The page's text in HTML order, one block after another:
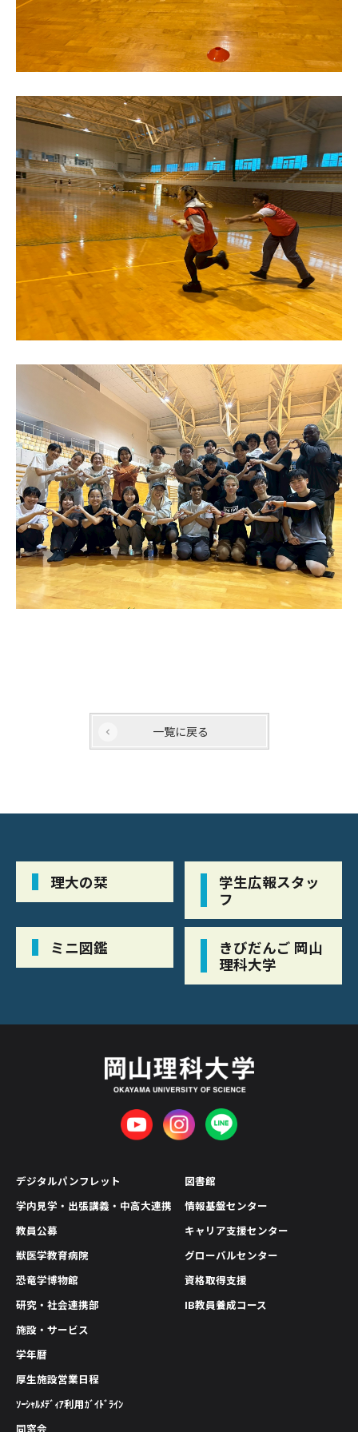
一覧に戻る
理大の栞
学生広報スタッ
フ
ミニ図鑑
きびだんご 岡山
理科大学
デジタルパンフレット
学内見学・出張講義・中高大連携
教員公募
獣医学教育病院
恐竜学博物館
研究・社会連携部
図書館
情報基盤センター
キャリア支援センター
グローバルセンター
資格取得支援
IB教員養成コース
施設・サービス
学年暦
厚生施設営業日程
ｿｰｼｬﾙﾒﾃﾞｨｱ利用ｶﾞｲﾄﾞﾗｲﾝ
同窓会